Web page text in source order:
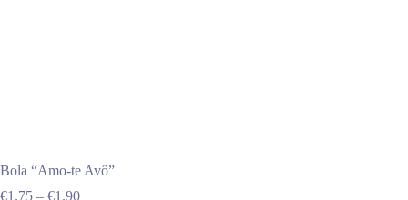
Bola “Amo-te Avô”
€1.75 – €1.90Price